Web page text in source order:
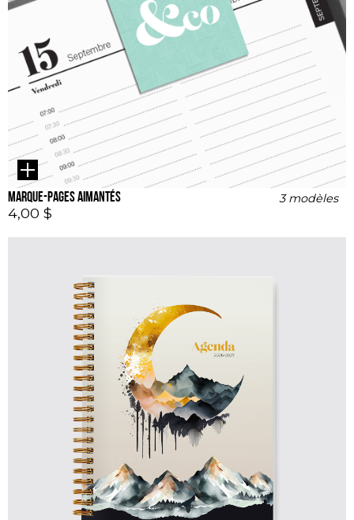
Marque-pages aimantés 3 modèles
4,00 $